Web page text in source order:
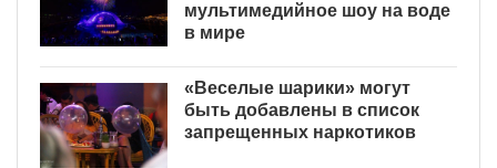
мультимедийное шоу на воде
в мире
«Веселые шарики» могут
быть добавлены в список
запрещенных наркотиков